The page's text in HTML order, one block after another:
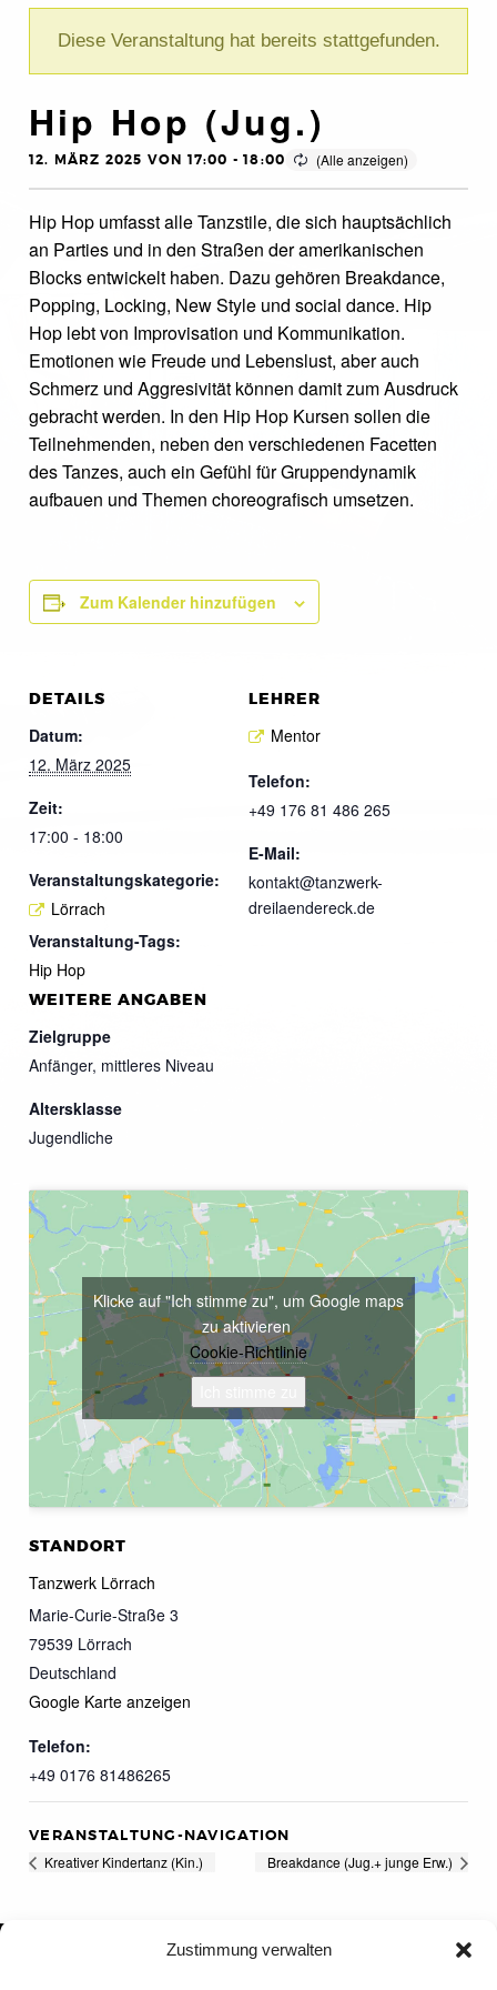
Zustimmung verwalten
Diese Veranstaltung hat bereits stattgefunden.
Hip Hop (Jug.)
12. MÄRZ 2025 VON 17:00 -18:00
Hip Hop umfasst alle Tanzstile, die sich hauptsächlich
an Parties und in den Straßen der amerikanischen
Blocks entwickelt haben. Dazu gehören Breakdance,
Popping, Locking, New Style und social dance. Hip
Hop lebt von Improvisation und Kommunikation.
Emotionen wie Freude und Lebenslust, aber auch
Schmerz und Aggresivität können damit zum Ausdruck
gebracht werden. In den Hip Hop Kursen sollen die
Teilnehmenden, neben den verschiedenen Facetten
des Tanzes, auch ein Gefühl für Gruppendynamik
aufbauen und Themen choreografisch umsetzen.
Zum Kalender hinzufügen
DETAILS
Datum:
12. März 2025
Zeit:
17:00 - 18:00
Veranstaltungskategorie:
Lörrach
Veranstaltung-Tags:
Hip Hop
LEHRER
Mentor
Telefon:
+49 176 81 486 265
E-Mail:
kontakt@tanzwerk-
dreilaendereck.de
WEITERE ANGABEN
Zielgruppe
Anfänger, mittleres Niveau
Altersklasse
Jugendliche
STANDORT
Tanzwerk Lörrach
Marie-Curie-Straße 3
79539 Lörrach
Deutschland
Google Karte anzeigen
Telefon:
+49 0176 81486265
Klicke auf "Ich stimme zu", um Google maps
zu aktivieren
Cookie-Richtlinie
VERANSTALTUNG-NAVIGATION
Kreativer Kindertanz (Kin.) Breakdance (Jug.+ junge Erw.)